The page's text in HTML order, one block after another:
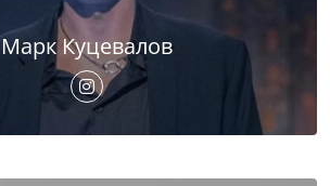
Марк Куцевалов